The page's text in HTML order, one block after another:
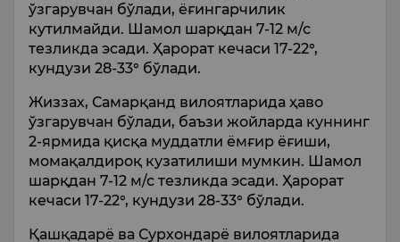
ўзгарувчан бўлади, ёғингарчилик
кутилмайди. Шамол шарқдан 7-12 м/с
тезликда эсади. Ҳарорат кечаси 17-22°,
кундузи 28-33° бўлади.
Жиззах, Самарқанд вилоятларида ҳаво
ўзгарувчан бўлади, баъзи жойларда куннинг
2-ярмида қисқа муддатли ёмғир ёғиши,
момақалдироқ кузатилиши мумкин. Шамол
шарқдан 7-12 м/с тезликда эсади. Ҳарорат
кечаси 17-22°, кундузи 28-33° бўлади.
Қашқадарё ва Сурхондарё вилоятларида